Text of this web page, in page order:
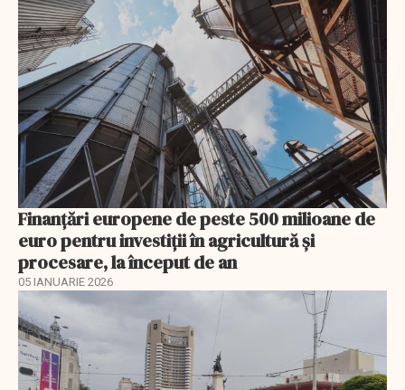
Finanţări europene de peste 500 milioane de
euro pentru investiţii în agricultură şi
procesare, la început de an
05 IANUARIE 2026